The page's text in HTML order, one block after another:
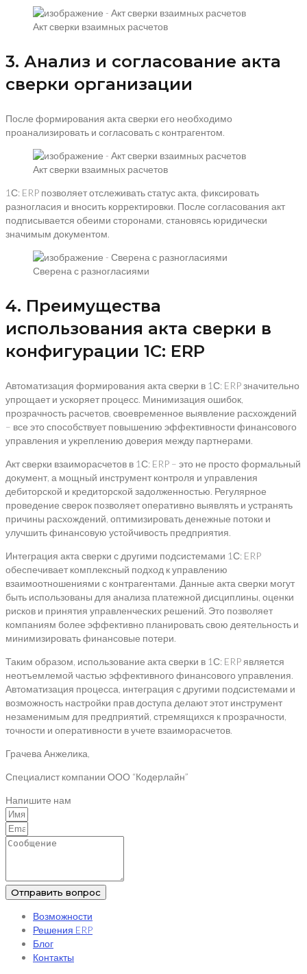
Акт сверки взаимных расчетов
3. Анализ и согласование акта
сверки организации
После формирования акта сверки его необходимо
проанализировать и согласовать с контрагентом.
Акт сверки взаимных расчетов
1С: ERP позволяет отслеживать статус акта, фиксировать
разногласия и вносить корректировки. После согласования акт
подписывается обеими сторонами, становясь юридически
значимым документом.
Сверена с разногласиями
4. Преимущества
использования акта сверки в
конфигурации 1С: ERP
Автоматизация формирования акта сверки в 1С: ERP значительно
упрощает и ускоряет процесс. Минимизация ошибок,
прозрачность расчетов, своевременное выявление расхождений
– все это способствует повышению эффективности финансового
управления и укреплению доверия между партнерами.
Акт сверки взаиморасчетов в 1С: ERP – это не просто формальный
документ, а мощный инструмент контроля и управления
дебиторской и кредиторской задолженностью. Регулярное
проведение сверок позволяет оперативно выявлять и устранять
причины расхождений, оптимизировать денежные потоки и
улучшить финансовую устойчивость предприятия.
Интеграция акта сверки с другими подсистемами 1С: ERP
обеспечивает комплексный подход к управлению
взаимоотношениями с контрагентами. Данные акта сверки могут
быть использованы для анализа платежной дисциплины, оценки
рисков и принятия управленческих решений. Это позволяет
компаниям более эффективно планировать свою деятельность и
минимизировать финансовые потери.
Таким образом, использование акта сверки в 1С: ERP является
неотъемлемой частью эффективного финансового управления.
Автоматизация процесса, интеграция с другими подсистемами и
возможность настройки прав доступа делают этот инструмент
незаменимым для предприятий, стремящихся к прозрачности,
точности и оперативности в учете взаиморасчетов.
Грачева Анжелика,
Специалист компании ООО “Кодерлайн”
Напишите нам
Отправить вопрос
Возможности
Решения ERP
Блог
Контакты